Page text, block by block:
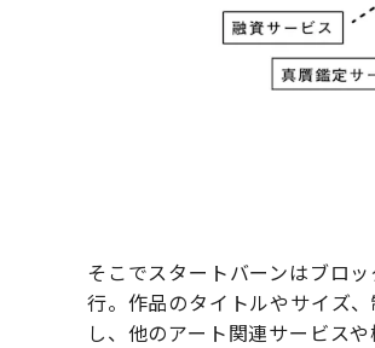
そこでスタートバーンはブロ
行。作品のタイトルやサイズ
し、他のアート関連サービス